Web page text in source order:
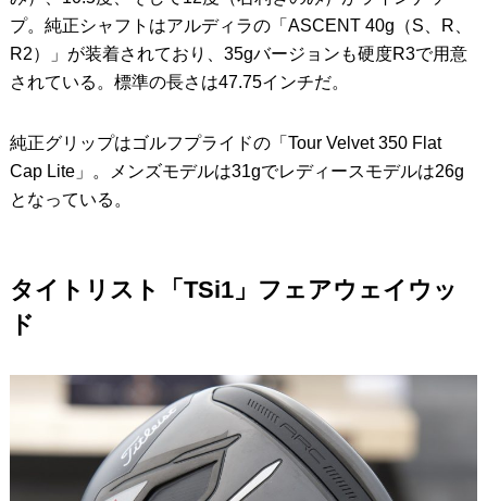
プ。純正シャフトはアルディラの「ASCENT 40g（S、R、
R2）」が装着されており、35gバージョンも硬度R3で用意
されている。標準の長さは47.75インチだ。
純正グリップはゴルフプライドの「Tour Velvet 350 Flat
Cap Lite」。メンズモデルは31gでレディースモデルは26g
となっている。
タイトリスト「TSi1」フェアウェイウッ
ド